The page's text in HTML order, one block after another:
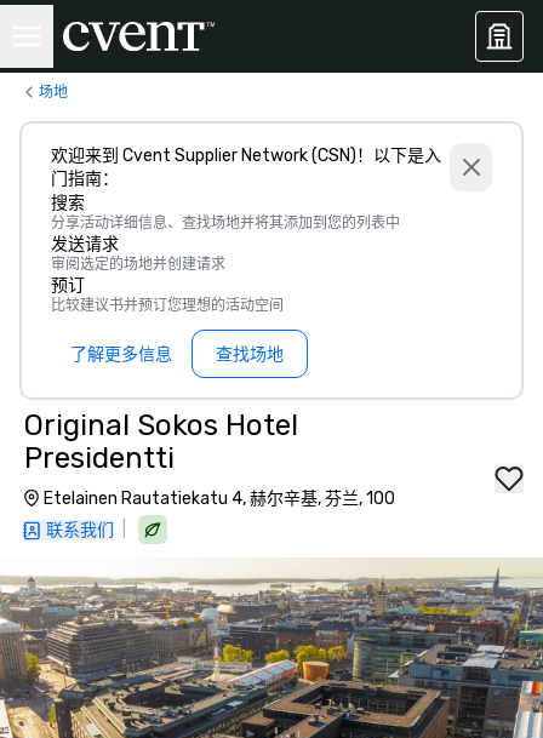
场地
欢迎来到 Cvent Supplier Network (CSN)！以下是入
门指南：
搜索
分享活动详细信息、查找场地并将其添加到您的列表中
发送请求
审阅选定的场地并创建请求
预订
比较建议书并预订您理想的活动空间
了解更多信息 查找场地
Original Sokos Hotel
Presidentti
Etelainen Rautatiekatu 4, 赫尔辛基, 芬兰, 100
联系我们